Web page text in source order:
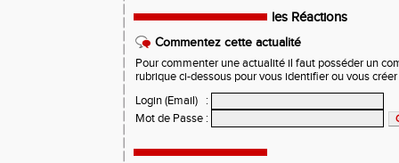
les Réactions
Commentez cette actualité
Pour commenter une actualité il faut posséder un
rubrique ci-dessous pour vous identifier ou vous
Login (Email)
:
Mot de Passe :